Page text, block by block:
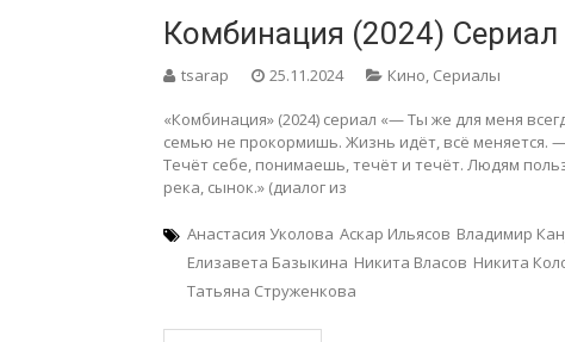
Комбинация (2024) Сериал
tsarap 25.11.2024 Кино Сериалы
«Комбинация» (2024) сериал «— Ты же для меня
семью не прокормишь. Жизнь идёт, всё меняется.
Течёт себе, понимаешь, течёт и течёт. Людям
река, сынок.» (диалог из
Анастасия Уколова Аскар Ильясов Владимир
Елизавета Базыкина Никита Власов Никита
Татьяна Струженкова